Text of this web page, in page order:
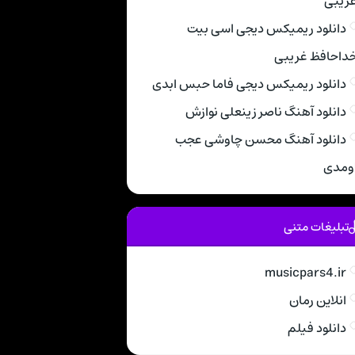
دانلود ریمیکس دیجی اسی بیت
غریبی
دانلود ریمیکس دیجی فاما حبس ابدی
دانلود آهنگ ناصر زینعلی نوازش
دانلود آهنگ محسن چاوشی عجب
تبلیغات متنی
musicpars4.ir
انلاین رمان
دانلود فیلم